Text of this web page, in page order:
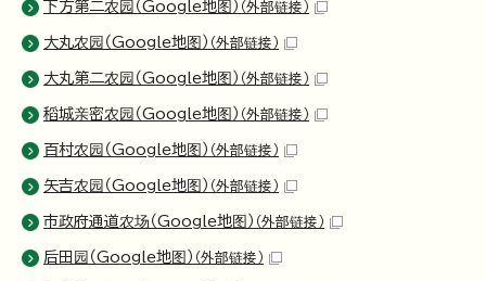
下方第二农园（Google地图） （外部链接）
大丸农园（Google地图） （外部链接）
大丸第二农园（Google地图） （外部链接）
稻城亲密农园（Google地图） （外部链接）
百村农园（Google地图） （外部链接）
矢吉农园（Google地图） （外部链接）
市政府通道农场（Google地图） （外部链接）
后田园（Google地图） （外部链接）